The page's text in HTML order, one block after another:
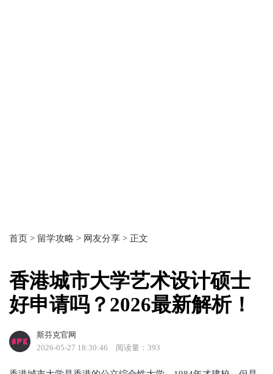
首页 > 留学攻略 > 网友分享 > 正文
香港城市大学艺术设计硕士
好申请吗？2026最新解析！
斯芬克官网
2026-05-27 18:30:46
阅读量：393